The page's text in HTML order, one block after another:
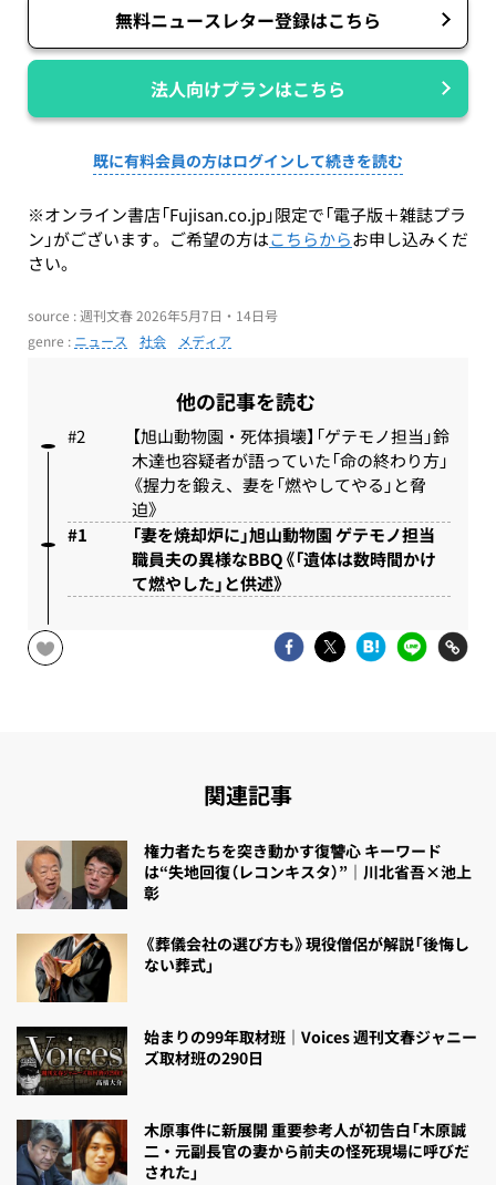
無料ニュースレター登録はこちら
法人向けプランはこちら
既に有料会員の方はログインして続きを読む
※オンライン書店「Fujisan.co.jp」限定で「電子版＋雑誌プラ
ン」がございます。ご希望の方はこちらからお申し込みくだ
さい。
source : 週刊文春 2026年5月7日・14日号
genre : ニュース 社会 メディア
他の記事を読む
【旭山動物園・死体損壊】「ゲテモノ担当」鈴
木達也容疑者が語っていた「命の終わり方」
《握力を鍛え、妻を「燃やしてやる」と脅
迫》
「妻を焼却炉に」旭山動物園 ゲテモノ担当
職員夫の異様なBBQ《「遺体は数時間かけ
て燃やした」と供述》
関連記事
権力者たちを突き動かす復讐心 キーワード
は“失地回復（レコンキスタ）”｜川北省吾×池上
彰
《葬儀会社の選び方も》現役僧侶が解説「後悔し
ない葬式」
始まりの99年取材班｜Voices 週刊文春ジャニー
ズ取材班の290日
木原事件に新展開 重要参考人が初告白「木原誠
二・元副長官の妻から前夫の怪死現場に呼びだ
された」